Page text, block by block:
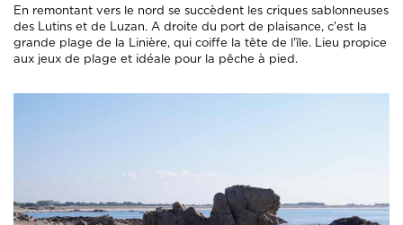
En remontant vers le nord se succèdent les criques sablonneuses
des Lutins et de Luzan. A droite du port de plaisance, c'est la
grande plage de la Linière, qui coiffe la tête de l'île. Lieu propice
aux jeux de plage et idéale pour la pêche à pied.